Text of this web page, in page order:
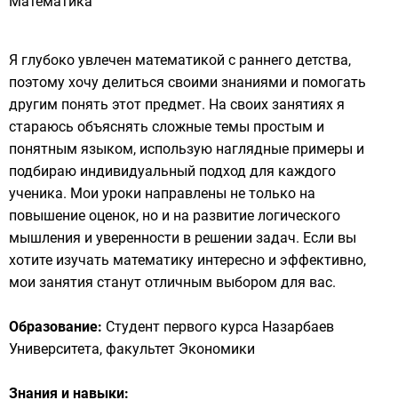
Я глубоко увлечен математикой с раннего детства,
поэтому хочу делиться своими знаниями и помогать
другим понять этот предмет. На своих занятиях я
стараюсь объяснять сложные темы простым и
понятным языком, использую наглядные примеры и
подбираю индивидуальный подход для каждого
ученика. Мои уроки направлены не только на
повышение оценок, но и на развитие логического
мышления и уверенности в решении задач. Если вы
хотите изучать математику интересно и эффективно,
мои занятия станут отличным выбором для вас.
Образование: Студент первого курса Назарбаев
Университета, факультет Экономики
Знания и навыки: